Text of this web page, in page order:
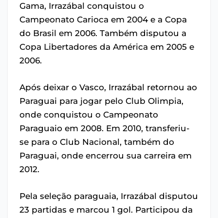
Gama, Irrazábal conquistou o
Campeonato Carioca em 2004 e a Copa
do Brasil em 2006. Também disputou a
Copa Libertadores da América em 2005 e
2006.
Após deixar o Vasco, Irrazábal retornou ao
Paraguai para jogar pelo Club Olimpia,
onde conquistou o Campeonato
Paraguaio em 2008. Em 2010, transferiu-
se para o Club Nacional, também do
Paraguai, onde encerrou sua carreira em
2012.
Pela seleção paraguaia, Irrazábal disputou
23 partidas e marcou 1 gol. Participou da